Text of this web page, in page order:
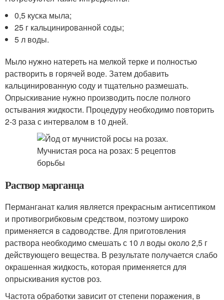
0,5 куска мыла;
25 г кальцинированной соды;
5 л воды.
Мыло нужно натереть на мелкой терке и полностью
растворить в горячей воде. Затем добавить
кальцинированную соду и тщательно размешать.
Опрыскивание нужно производить после полного
остывания жидкости. Процедуру необходимо повторить
2-3 раза с интервалом в 10 дней.
Раствор марганца
Перманганат калия является прекрасным антисептиком
и противогрибковым средством, поэтому широко
применяется в садоводстве. Для приготовления
раствора необходимо смешать с 10 л воды около 2,5 г
действующего вещества. В результате получается слабо
окрашенная жидкость, которая применяется для
опрыскивания кустов роз.
Частота обработки зависит от степени поражения, в